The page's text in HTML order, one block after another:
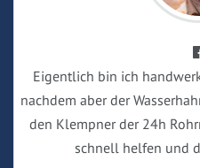
Eigentlich bin ich
nachdem aber der
den Klempner der 24h
schnell helfen und